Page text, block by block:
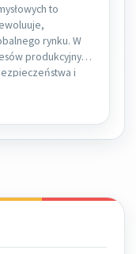
to
rynku. W
produkcyjnych,
i